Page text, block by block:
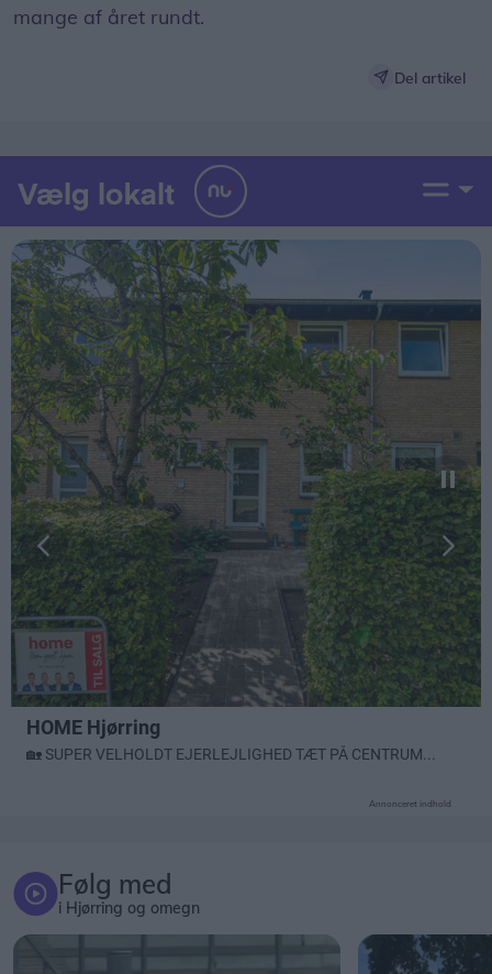
mange af året rundt.
Del artikel
Annonceret indhold
Følg med
i Hjørring og omegn